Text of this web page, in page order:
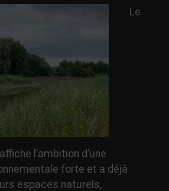
Le
l’ambition d’une
forte et a déjà
espaces naturels,